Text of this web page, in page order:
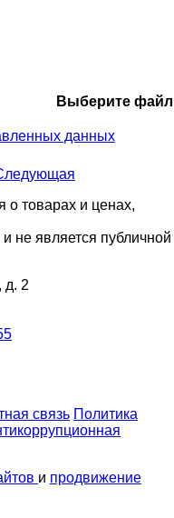
Выберите файл
данных
товарах и ценах,
не является публичной
д. 2
связь Политика
и продвижение